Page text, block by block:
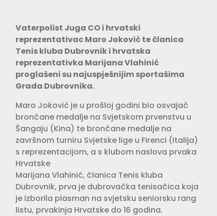
Vaterpolist Juga CO i hrvatski
reprezentativacMaro Jokovićte članica
Tenis kluba Dubrovnik i hrvatska
reprezentativka Marijana Vlahinić
proglašeni su najuspješnijim sportašima
Grada Dubrovnika.
Maro Joković je u prošloj godini bio osvajač
brončane medalje na Svjetskom prvenstvu u
Šangaju (Kina) te brončane medalje na
završnom turniru Svjetske lige u Firenci (Italija)
s reprezentacijom, a s klubom naslova prvaka
Hrvatske
Marijana Vlahinić, članica Tenis kluba
Dubrovnik, prva je dubrovačka tenisačica koja
je izborila plasman na svjetsku seniorsku rang
listu, prvakinja Hrvatske do 16 godina.